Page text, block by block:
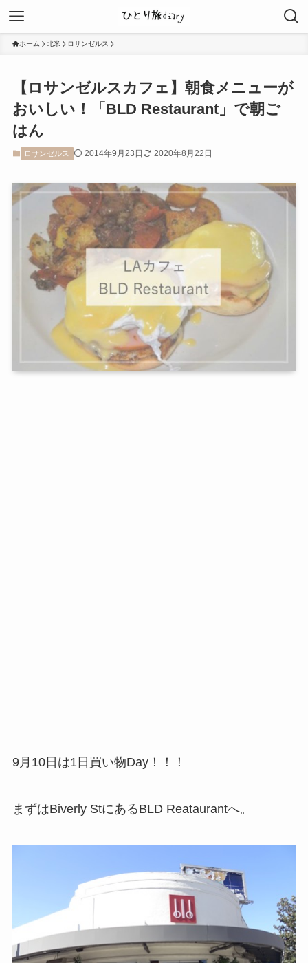
ホーム 北米 ロサンゼルス
【ロサンゼルスカフェ】朝食メニューが
おいしい！「BLD Restaurant」で朝ご
はん
ロサンゼルス 2014年9月23日 2020年8月22日
9月10日は1日買い物Day！！！
まずはBiverly StにあるBLD Reataurantへ。